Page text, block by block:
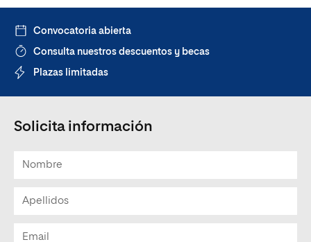
Convocatoria abierta
Consulta nuestros descuentos y becas
Plazas limitadas
Solicita información